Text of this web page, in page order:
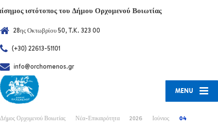
ιστότοπος του Δήμου Ορχομενού Βοιωτίας
28ης Οκτωβρίου 50, T.K. 323 00
(+30) 22613-51101
info@orchomenos.gr
MENU
Δήμος Ορχομενού Βοιωτίας Νέα-Επικαιρότητα 2026 Ιούνιος 04